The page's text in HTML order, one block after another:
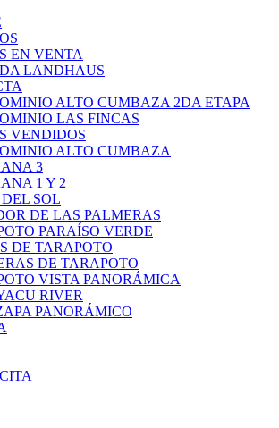
EN VENTA
LANDHAUS
ALTO CUMBAZA 2DA ETAPA
LAS FINCAS
VENDIDOS
ALTO CUMBAZA
3
1 Y 2
SOL
DE LAS PALMERAS
PARAÍSO VERDE
DE TARAPOTO
DE TARAPOTO
VISTA PANORÁMICA
RIVER
PANORÁMICO